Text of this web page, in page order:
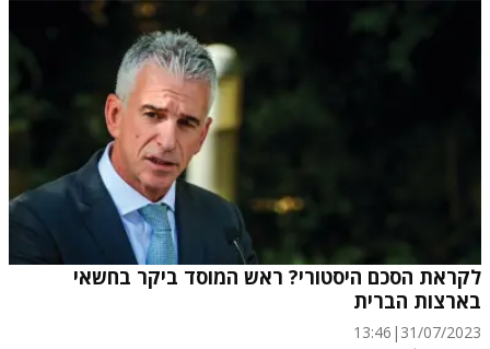
לקראת הסכם היסטורי? ראש המוסד ביקר בחשאי
בארצות הברית
31/07/2023
|
13:46